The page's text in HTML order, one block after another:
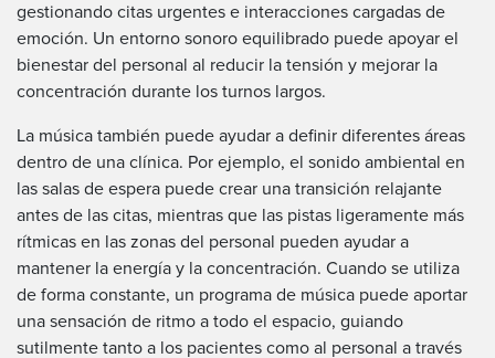
gestionando citas urgentes e interacciones cargadas de
emoción. Un entorno sonoro equilibrado puede apoyar el
bienestar del personal al reducir la tensión y mejorar la
concentración durante los turnos largos.
La música también puede ayudar a definir diferentes áreas
dentro de una clínica. Por ejemplo, el sonido ambiental en
las salas de espera puede crear una transición relajante
antes de las citas, mientras que las pistas ligeramente más
rítmicas en las zonas del personal pueden ayudar a
mantener la energía y la concentración. Cuando se utiliza
de forma constante, un programa de música puede aportar
una sensación de ritmo a todo el espacio, guiando
sutilmente tanto a los pacientes como al personal a través